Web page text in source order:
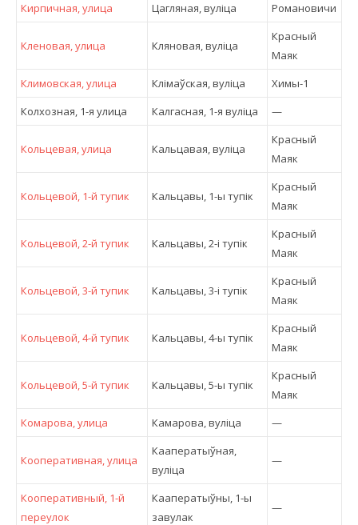
Кирпичная, улица
Цагляная, вулiца Романовичи
Кленовая, улица Кляновая, вулiца
Красный
Маяк
Климовская, улица
Клімаўская, вулiца
Химы-1
Колхозная, 1-я улица
Калгасная, 1-я вулiца —
Кольцевая, улица Кальцавая, вулiца
Красный
Маяк
Кольцевой, 1-й тупик Кальцавы, 1-ы тупік
Красный
Маяк
Кольцевой, 2-й тупик Кальцавы, 2-і тупік
Красный
Маяк
Кольцевой, 3-й тупик Кальцавы, 3-і тупік
Красный
Маяк
Кольцевой, 4-й тупик Кальцавы, 4-ы тупік
Красный
Маяк
Кольцевой, 5-й тупик Кальцавы, 5-ы тупік
Красный
Маяк
Комарова, улица
Камарова, вулiца —
Кооперативная, улица
Кааператыўная,
вулiца
—
Кооперативный, 1-й
переулок
Кааператыўны, 1-ы
завулак
—